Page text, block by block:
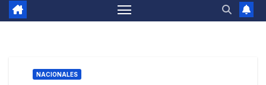
NACIONALES